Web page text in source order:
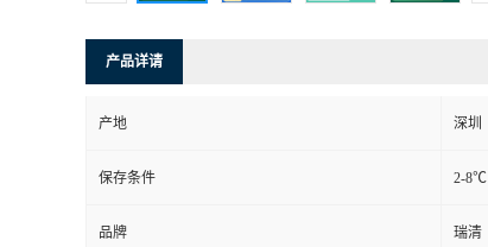
产品详请
产地 深圳
保存条件 2-8℃
品牌 瑞清